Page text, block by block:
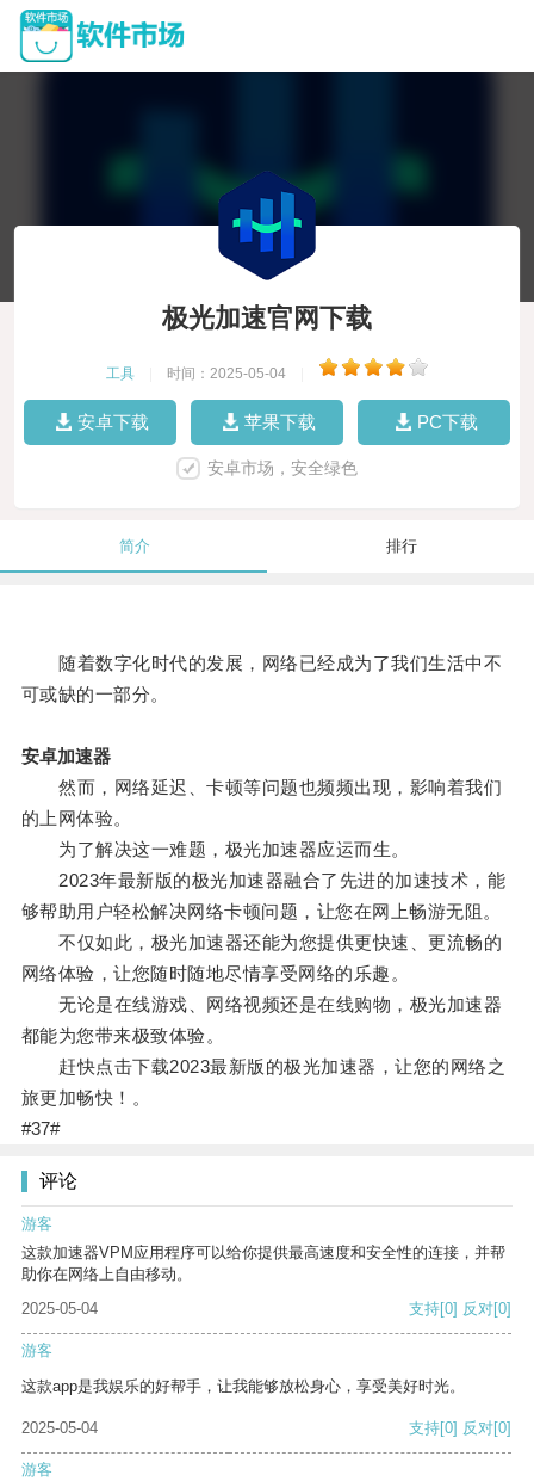
极光加速官网下载
工具 时间：2025-05-04
安卓下载 苹果下载 PC下载
安卓市场，安全绿色
简介 排行
随着数字化时代的发展，网络已经成为了我们生活中不
可或缺的一部分。
安卓加速器
然而，网络延迟、卡顿等问题也频频出现，影响着我们
的上网体验。
为了解决这一难题，极光加速器应运而生。
2023年最新版的极光加速器融合了先进的加速技术，能
够帮助用户轻松解决网络卡顿问题，让您在网上畅游无阻。
不仅如此，极光加速器还能为您提供更快速、更流畅的
网络体验，让您随时随地尽情享受网络的乐趣。
无论是在线游戏、网络视频还是在线购物，极光加速器
都能为您带来极致体验。
赶快点击下载2023最新版的极光加速器，让您的网络之
旅更加畅快！。
#37#
评论
游客
这款加速器VPM应用程序可以给你提供最高速度和安全性的连接，并帮
助你在网络上自由移动。
2025-05-04
支持[0] 反对[0]
游客
这款app是我娱乐的好帮手，让我能够放松身心，享受美好时光。
2025-05-04 支持[0] 反对[0]
游客